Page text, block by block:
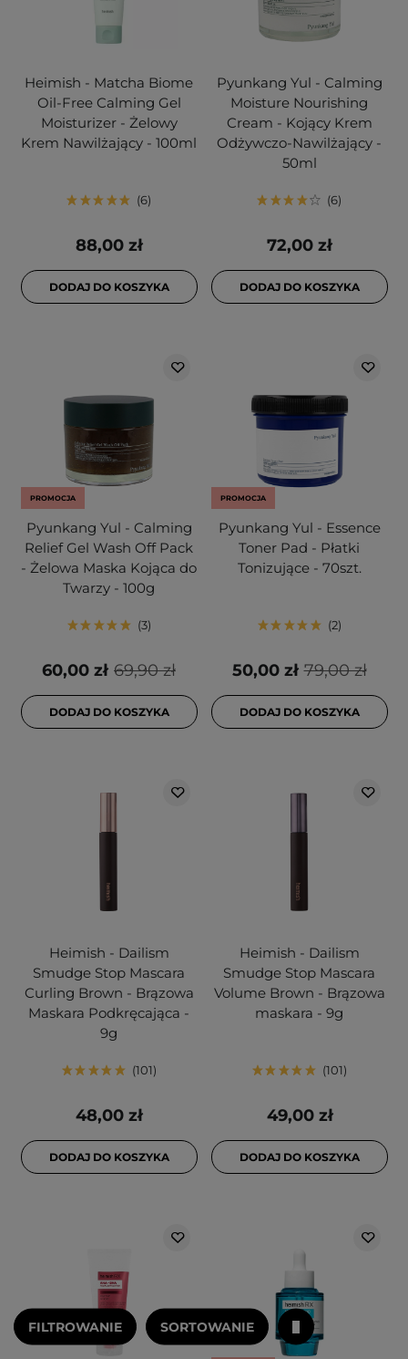
Heimish - Matcha Biome
Oil-Free Calming Gel
Moisturizer - Żelowy
Krem Nawilżający - 100ml
6
88,00 zł
DODAJ DO KOSZYKA
Pyunkang Yul - Calming
Moisture Nourishing
Cream - Kojący Krem
Odżywczo-Nawilżający -
50ml
6
72,00 zł
DODAJ DO KOSZYKA
PROMOCJA
Pyunkang Yul - Calming
Relief Gel Wash Off Pack
- Żelowa Maska Kojąca do
Twarzy - 100g
3
69,90 zł
60,00 zł
DODAJ DO KOSZYKA
PROMOCJA
Pyunkang Yul - Essence
Toner Pad - Płatki
Tonizujące - 70szt.
2
79,00 zł
50,00 zł
DODAJ DO KOSZYKA
Heimish - Dailism
Smudge Stop Mascara
Curling Brown - Brązowa
Maskara Podkręcająca -
9g
101
48,00 zł
DODAJ DO KOSZYKA
Heimish - Dailism
Smudge Stop Mascara
Volume Brown - Brązowa
maskara - 9g
101
49,00 zł
DODAJ DO KOSZYKA
FILTROWANIE SORTOWANIE